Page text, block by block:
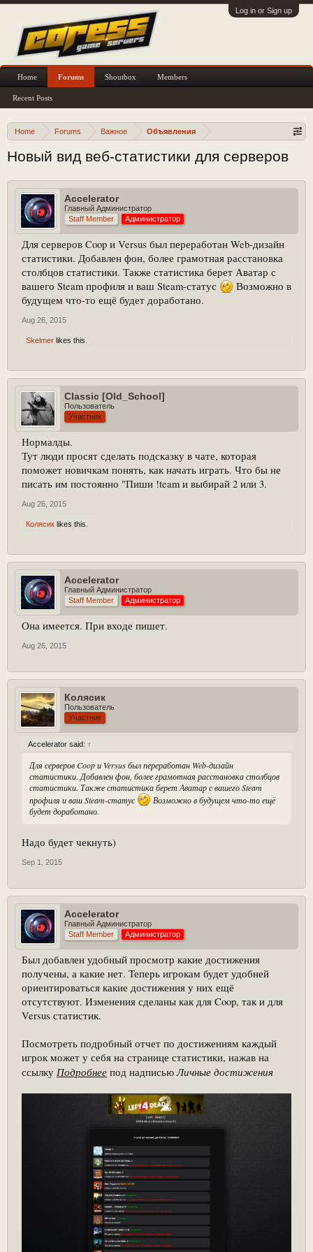
Log in or Sign up
Home Forums Важное Объявления
Новый вид веб-статистики для серверов
Accelerator
Главный Администратор
Staff Member
Администратор
Для серверов Coop и Versus был переработан Web-дизайн
статистики. Добавлен фон, более грамотная расстановка
столбцов статистики. Также статистика берет Аватар с
вашего Steam профиля и ваш Steam-статус
Возможно в
будущем что-то ещё будет доработано.
Aug 26, 2015
Skelmer likes this.
Classic [Old_School]
Пользователь
Участник
Нормалды.
Тут люди просят сделать подсказку в чате, которая
поможет новичкам понять, как начать играть. Что бы не
писать им постоянно "Пиши !team и выбирай 2 или 3.
Aug 26, 2015
Колясик likes this.
Accelerator
Главный Администратор
Staff Member
Администратор
Она имеется. При входе пишет.
Aug 26, 2015
Колясик
Пользователь
Участник
Accelerator said: ↑
Для серверов Coop и Versus был переработан Web-дизайн
статистики. Добавлен фон, более грамотная расстановка столбцов
статистики. Также статистика берет Аватар с вашего Steam
профиля и ваш Steam-статус
Возможно в будущем что-то ещё
будет доработано.
Надо будет чекнуть)
Sep 1, 2015
Accelerator
Главный Администратор
Staff Member
Администратор
Был добавлен удобный просмотр какие достижения
получены, а какие нет. Теперь игрокам будет удобней
ориентироваться какие достижения у них ещё
отсутствуют. Изменения сделаны как для Coop, так и для
Versus статистик.
Посмотреть подробный отчет по достижениям каждый
игрок может у себя на странице статистики, нажав на
ссылку Подробнее под надписьюЛичные достижения
Home Forums
Recent Posts
Shoutbox Members